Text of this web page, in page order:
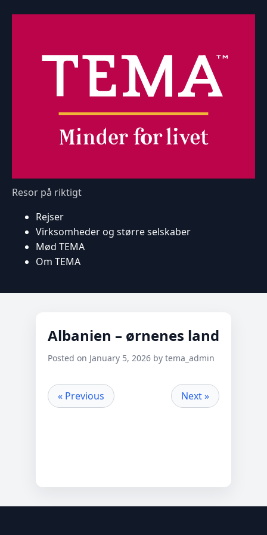
Resor på riktigt
Rejser
Virksomheder og større selskaber
Mød TEMA
Om TEMA
Albanien – ørnenes land
Posted on January 5, 2026 by tema_admin
« Previous Next »